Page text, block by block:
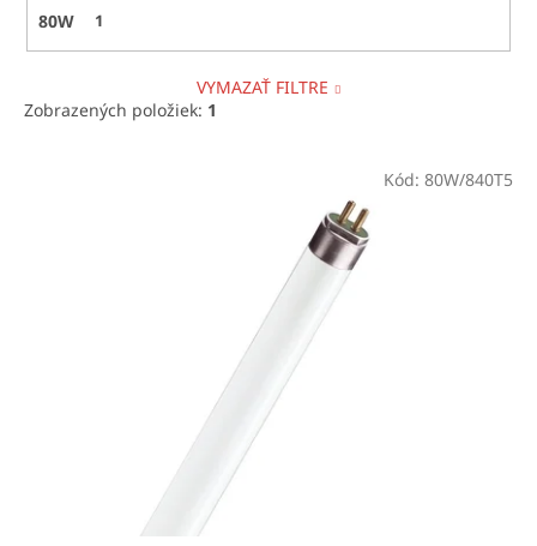
80W 1
VYMAZAŤ FILTRE
Zobrazených položiek: 1
Kód: 80W/840T5